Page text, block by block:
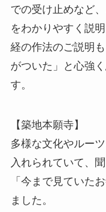
での受け止めなど
をわかりやすく説
経の作法のご説明
がついた」と心強
す。
【築地本願寺】
多様な文化やルー
入れられていて、
「今まで見ていた
ました。